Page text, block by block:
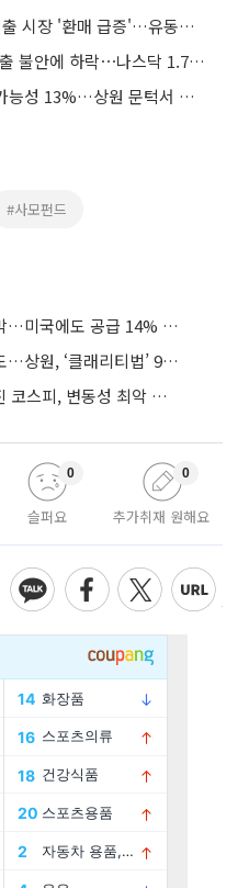
국제금융센터 "글로벌 사모대출 시장 '환매 급증'…유동성 미스매치 우려"
뉴욕증시, 유가 급등ㆍ사모대출 불안에 하락⋯나스닥 1.78%↓
美 클래리티 법안 연내 통과 가능성 13%…상원 문턱서 제동
#사모펀드
중국 희토류 대일 수출 반 토막…미국에도 공급 14% 줄여
미국, 가상자산 포괄 규제 속도…상원, ‘클래리티법’ 9월 절차투표 추진
블룸버그 “레버리지 거품 빠진 코스피, 변동성 최악 국면 지났을 가능성”
슬퍼요
0
추가취재 원해요
0